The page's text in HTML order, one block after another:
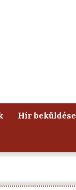
Hír beküldése